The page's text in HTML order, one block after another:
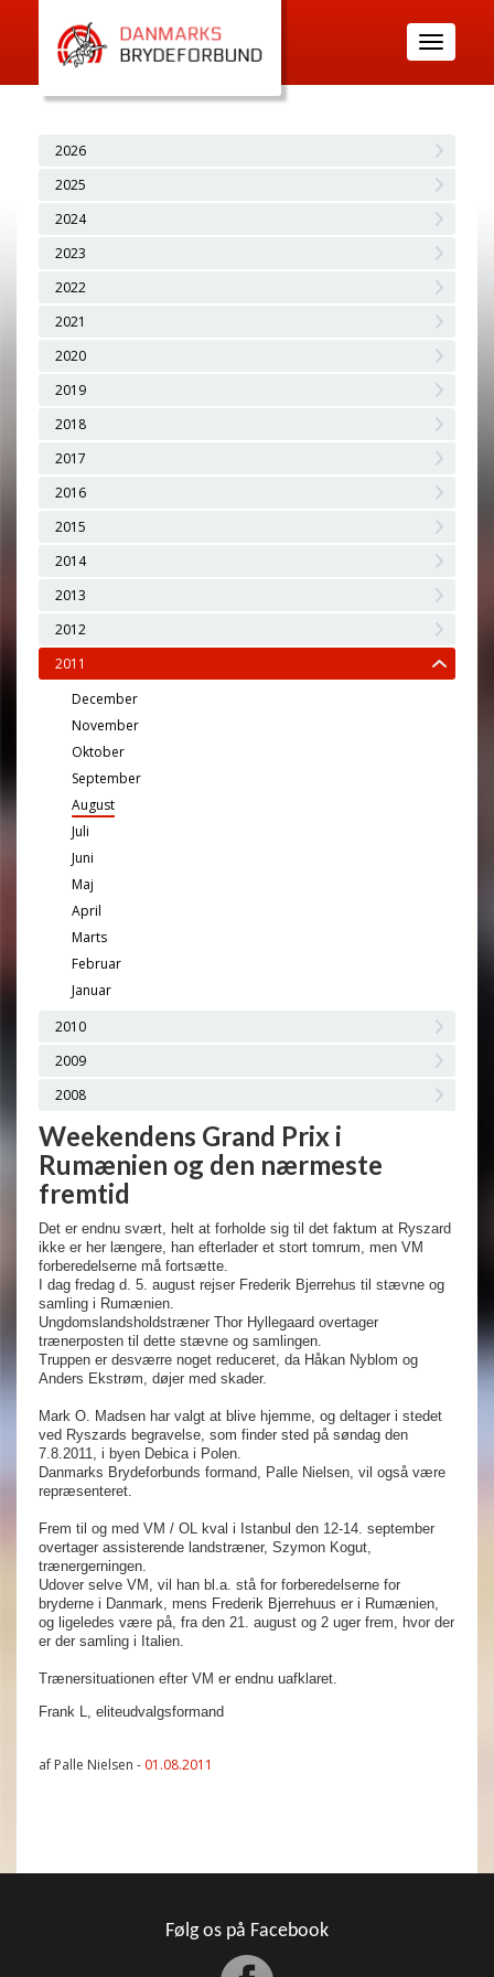
Toggle
navigation
2026
2025
2024
2023
2022
2021
2020
2019
2018
2017
2016
2015
2014
2013
2012
2011
December
November
Oktober
September
August
Juli
Juni
Maj
April
Marts
Februar
Januar
2010
2009
2008
Weekendens Grand Prix i
Rumænien og den nærmeste
fremtid
Det er endnu svært, helt at forholde sig til det faktum at Ryszard
ikke er her længere, han efterlader et stort tomrum, men VM
forberedelserne må fortsætte.
I dag fredag d. 5. august rejser Frederik Bjerrehus til stævne og
samling i Rumænien.
Ungdomslandsholdstræner Thor Hyllegaard overtager
trænerposten til dette stævne og samlingen.
Truppen er desværre noget reduceret, da Håkan Nyblom og
Anders Ekstrøm, døjer med skader.
Mark O. Madsen har valgt at blive hjemme, og deltager i stedet
ved Ryszards begravelse, som finder sted på søndag den
7.8.2011, i byen Debica i Polen.
Danmarks Brydeforbunds formand, Palle Nielsen, vil også være
repræsenteret.
Frem til og med VM / OL kval i Istanbul den 12-14. september
overtager assisterende landstræner, Szymon Kogut,
trænergerningen.
Udover selve VM, vil han bl.a. stå for forberedelserne for
bryderne i Danmark, mens Frederik Bjerrehuus er i Rumænien,
og ligeledes være på, fra den 21. august og 2 uger frem, hvor der
er der samling i Italien.
Trænersituationen efter VM er endnu uafklaret.
Frank L, eliteudvalgsformand
af Palle Nielsen - 01.08.2011
Følg os på Facebook